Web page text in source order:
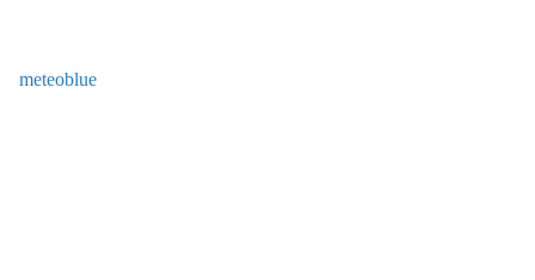
meteoblue